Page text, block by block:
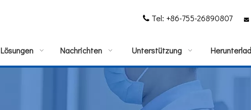
 Tel: +86-755-26890807 
Lösungen Nachrichten Unterstützung